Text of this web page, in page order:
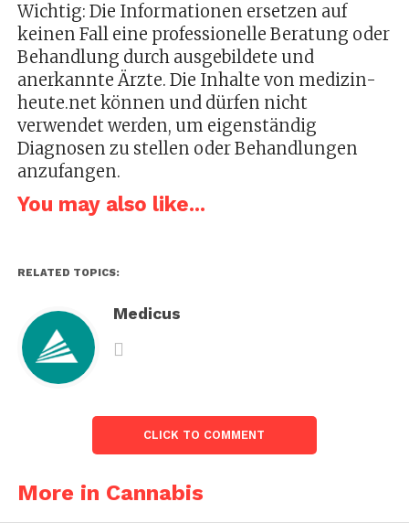
Wichtig: Die Informationen ersetzen auf
keinen Fall eine professionelle Beratung oder
Behandlung durch ausgebildete und
anerkannte Ärzte. Die Inhalte von medizin-
heute.net können und dürfen nicht
verwendet werden, um eigenständig
Diagnosen zu stellen oder Behandlungen
anzufangen.
You may also like...
RELATED TOPICS:
Medicus
CLICK TO COMMENT
More in Cannabis